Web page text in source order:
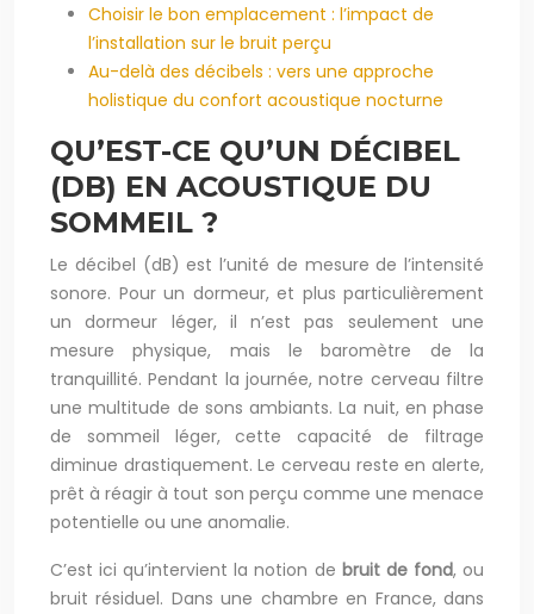
Choisir le bon emplacement : l’impact de
l’installation sur le bruit perçu
Au-delà des décibels : vers une approche
holistique du confort acoustique nocturne
QU’EST-CE QU’UN DÉCIBEL
(DB) EN ACOUSTIQUE DU
SOMMEIL ?
Le décibel (dB) est l’unité de mesure de l’intensité
sonore. Pour un dormeur, et plus particulièrement
un dormeur léger, il n’est pas seulement une
mesure physique, mais le baromètre de la
tranquillité. Pendant la journée, notre cerveau filtre
une multitude de sons ambiants. La nuit, en phase
de sommeil léger, cette capacité de filtrage
diminue drastiquement. Le cerveau reste en alerte,
prêt à réagir à tout son perçu comme une menace
potentielle ou une anomalie.
C’est ici qu’intervient la notion de bruit de fond, ou
bruit résiduel. Dans une chambre en France, dans